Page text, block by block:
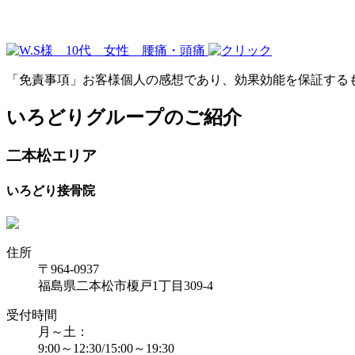
「免責事項」お客様個人の感想であり、効果効能を保証する
いろどりグループのご紹介
二本松エリア
いろどり接骨院
住所
〒964-0937
福島県二本松市榎戸1丁目309-4
受付時間
月～土：
9:00～12:30/15:00～19:30